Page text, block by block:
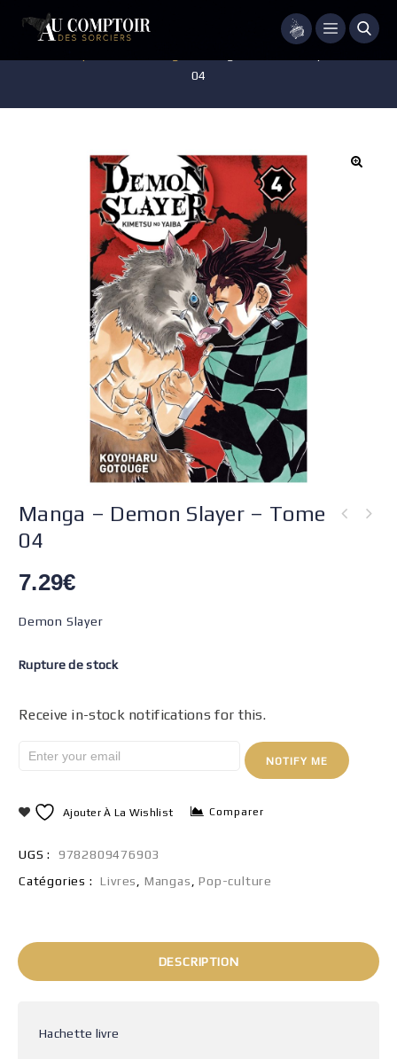
Menu
04
Manga – Demon Slayer – Tome
04
7.29€
Demon Slayer
Rupture de stock
Receive in-stock notifications for this.
NOTIFY ME
Ajouter À La Wishlist Comparer
UGS :
9782809476903
Catégories :
Livres Mangas ,Pop-culture
DESCRIPTION
Hachette livre